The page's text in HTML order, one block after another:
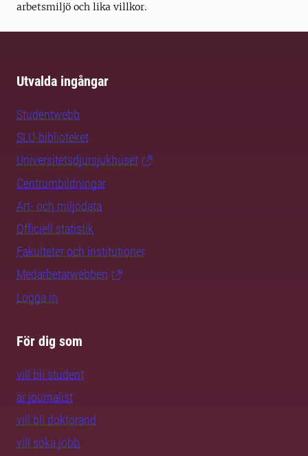
arbetsmiljö och lika villkor.
Utvalda ingångar
Studentwebb
SLU-biblioteket
Universitetsdjursjukhuset
Centrumbildningar
Art- och miljödata
Officiell statistik
Fakulteter och institutioner
Medarbetarwebben
Logga in
För dig som
vill bli student
är journalist
vill bli doktorand
vill söka jobb